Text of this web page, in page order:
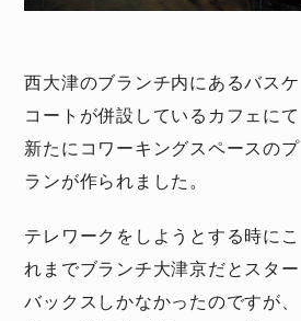
西大津のブランチ内にあるバスケ
コートが併設しているカフェにて
新たにコワーキングスペースのプ
ランが作られました。
テレワークをしようとする時にこ
れまでブランチ大津京だとスター
バックスしかなかったのですが、